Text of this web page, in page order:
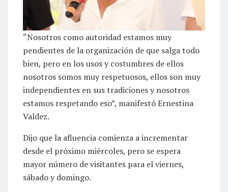
“Nosotros como autoridad estamos muy
pendientes de la organización de que salga todo
bien, pero en los usos y costumbres de ellos
nosotros somos muy respetuosos, ellos son muy
independientes en sus tradiciones y nosotros
estamos respetando eso”, manifestó Ernestina
Valdez.
Dijo que la afluencia comienza a incrementar
desde el próximo miércoles, pero se espera
mayor número de visitantes para el viernes,
sábado y domingo.